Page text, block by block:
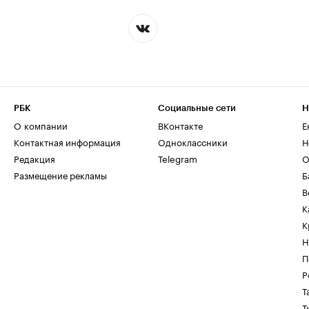
РБК
О компании
Контактная информация
Редакция
Размещение рекламы
Социальные сети
ВКонтакте
Одноклассники
Telegram